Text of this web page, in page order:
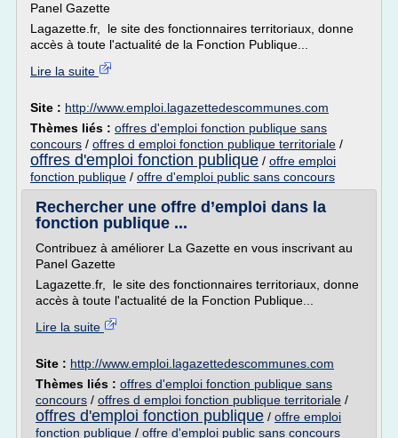
Panel Gazette
Lagazette.fr, le site des fonctionnaires territoriaux, donne
accès à toute l'actualité de la Fonction Publique...
Lire la suite
Site : http://www.emploi.lagazettedescommunes.com
Thèmes liés : offres d'emploi fonction publique sans
concours / offres d emploi fonction publique territoriale /
offres d'emploi fonction publique / offre emploi
fonction publique / offre d'emploi public sans concours
Rechercher une offre d’emploi dans la
fonction publique ...
Contribuez à améliorer La Gazette en vous inscrivant au
Panel Gazette
Lagazette.fr, le site des fonctionnaires territoriaux, donne
accès à toute l'actualité de la Fonction Publique...
Lire la suite
Site : http://www.emploi.lagazettedescommunes.com
Thèmes liés : offres d'emploi fonction publique sans
concours / offres d emploi fonction publique territoriale /
offres d'emploi fonction publique / offre emploi
fonction publique / offre d'emploi public sans concours